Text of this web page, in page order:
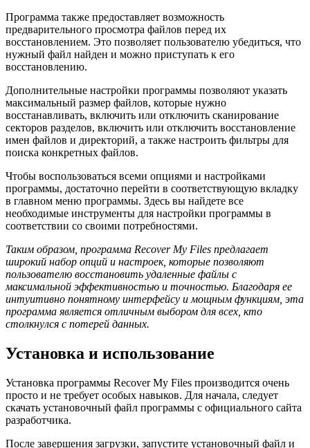
Программа также предоставляет возможность
предварительного просмотра файлов перед их
восстановлением. Это позволяет пользователю убедиться, что
нужный файл найден и можно приступать к его
восстановлению.
Дополнительные настройки программы позволяют указать
максимальный размер файлов, которые нужно
восстанавливать, включить или отключить сканирование
секторов разделов, включить или отключить восстановление
имен файлов и директорий, а также настроить фильтры для
поиска конкретных файлов.
Чтобы воспользоваться всеми опциями и настройками
программы, достаточно перейти в соответствующую вкладку
в главном меню программы. Здесь вы найдете все
необходимые инструменты для настройки программы в
соответствии со своими потребностями.
Таким образом, программа Recover My Files предлагает
широкий набор опций и настроек, которые позволяют
пользователю восстановить удаленные файлы с
максимальной эффективностью и точностью. Благодаря ее
интуитивно понятному интерфейсу и мощным функциям, эта
программа является отличным выбором для всех, кто
столкнулся с потерей данных.
Установка и использование
Установка программы Recover My Files производится очень
просто и не требует особых навыков. Для начала, следует
скачать установочный файл программы с официального сайта
разработчика.
После завершения загрузки, запустите установочный файл и